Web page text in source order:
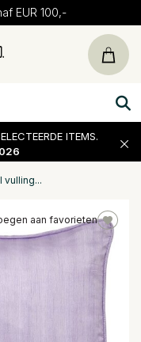
EUR 100,-
ITEMS.
vulling...
aan favorieten